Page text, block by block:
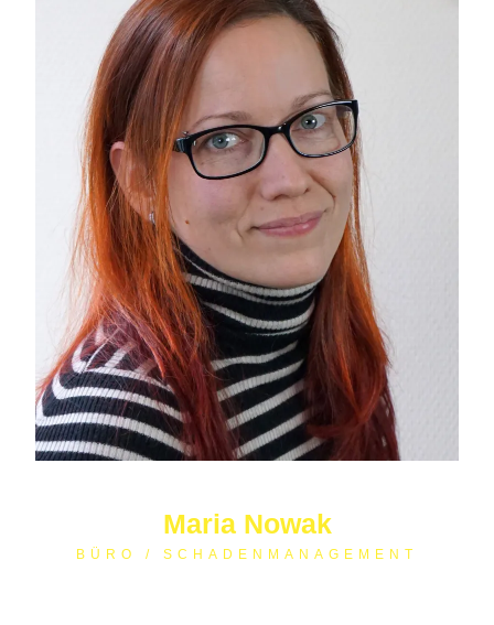
Maria Nowak
BÜRO / SCHADENMANAGEMENT